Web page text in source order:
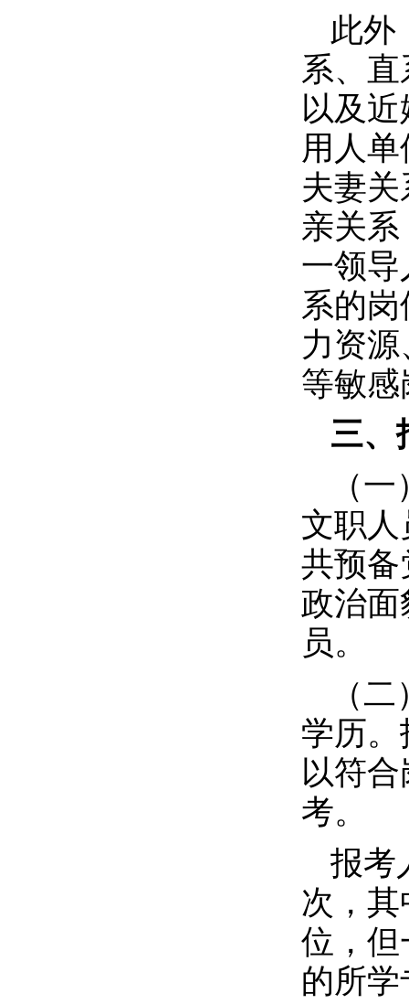
此外
系、
以及
用人
夫妻
亲关
一领
系的
力资
等敏
三、
（
文职
共预
政治
员。
（
学历
以符
考。
报考
次，
位，
的所